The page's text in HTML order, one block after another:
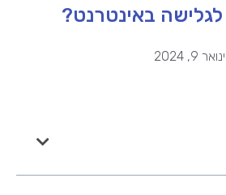
באינטרנט?
ינואר 9, 2024